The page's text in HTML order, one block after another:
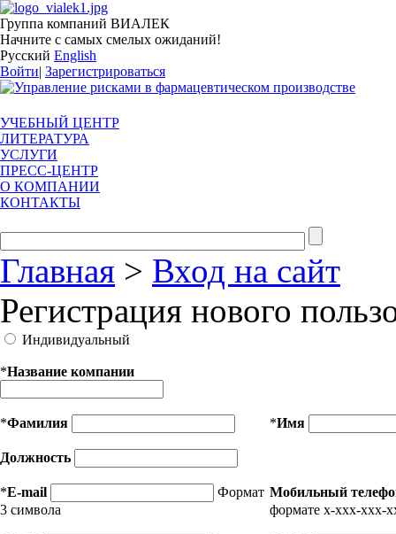
Группа компаний ВИАЛЕК
Начните с самых смелых ожиданий!
Русский English
Войти| Зарегистрироваться
УЧЕБНЫЙ ЦЕНТР
ЛИТЕРАТУРА
УСЛУГИ
ПРЕСС-ЦЕНТР
О КОМПАНИИ
КОНТАКТЫ
Главная > Вход на сайт
Регистрация нового
Индивидуальный
*Название компании
*Фамилия *Имя
Должность
*E-mail
Формат
3 символа
Мобильный
формате x-xxx-xxx-